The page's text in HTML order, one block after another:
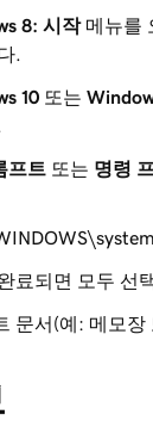
8: 시작메뉴를
.
10 또는
프트 또는 명령
료되면 모두 선
문서(예: 메모